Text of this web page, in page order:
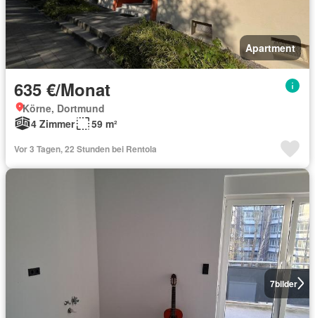
Apartment
635 €/Monat
Körne, Dortmund
4 Zimmer
59 m²
Vor 3 Tagen, 22 Stunden bei Rentola
7bilder